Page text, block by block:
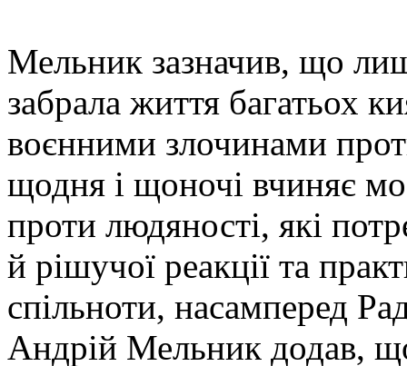
Мельник зазначив, що
забрала життя багатьох
воєнними злочинами
щодня і щоночі вчиняє
проти людяності, які
й рішучої реакції та
спільноти, насамперед
Андрій Мельник додав,